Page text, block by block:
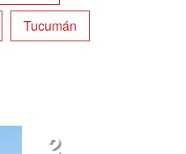
Tucumán